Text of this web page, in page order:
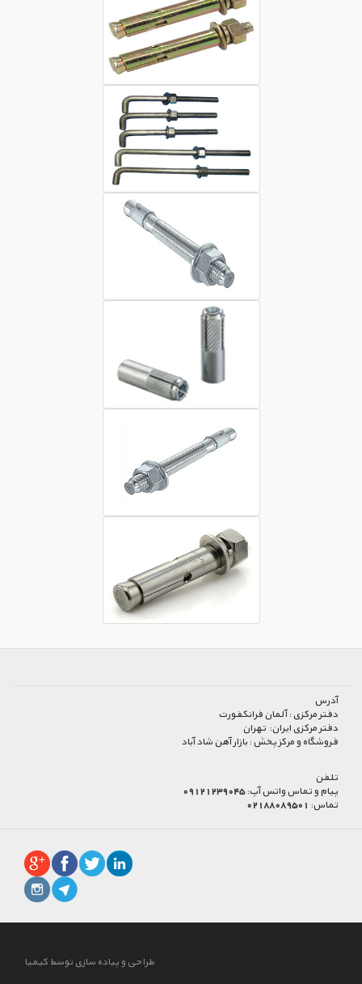
آدرس
دفتر مرکزی :آلمان فرانکفورت
دفتر مرکزی ایران: تهران
فروشگاه و مرکز پخش :بازار آهن شاد آباد
تلفن
پیام و تماس واتس آپ:09121239045
تماس: 02188089501
طراحی و پیاده سازی توسط کیمیا